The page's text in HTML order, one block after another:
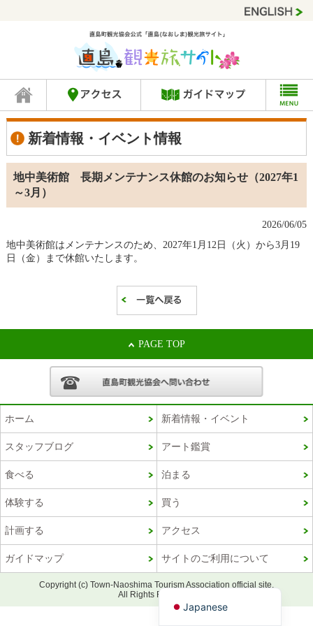
新着情報・イベント情報
地中美術館 長期メンテナンス休館のお知らせ（2027年1
～3月）
2026/06/05
地中美術館はメンテナンスのため、2027年1月12日（火）から3月19
日（金）まで休館いたします。
PAGE TOP
ホーム 新着情報・イベント
スタッフブログ アート鑑賞
食べる 泊まる
体験する 買う
計画する アクセス
ガイドマップ サイトのご利用について
Copyright (c) Town-Naoshima Tourism Association official site.
All Rights Reserved.
Japanese
English
Chinese (China)
Chinese (Taiwan)
French
Korean